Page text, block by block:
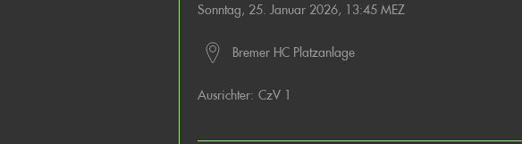
Sonntag, 25. Januar 2026, 13:45 MEZ
Bremer HC Platzanlage
Ausrichter: CzV 1